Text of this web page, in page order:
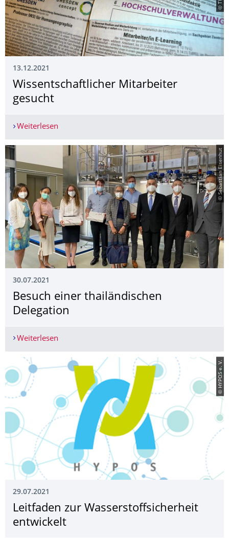
13.12.2021
Wissentschaftli­cher Mitarbeiter
gesucht
Weiterlesen
© Sebastian Eisenhut
30.07.2021
Besuch einer thailändischen
Delegation
Weiterlesen
© HYPOS e. V.
29.07.2021
Leitfaden zur Wasserstoffsicher­heit
entwickelt